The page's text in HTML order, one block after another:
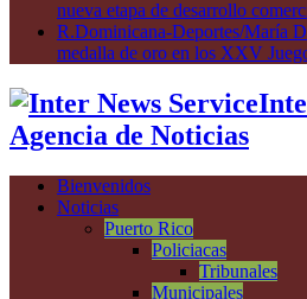
nueva etapa de desarrollo
R.Dominicana-Deportes/María
medalla de oro en los XXV
Agencia de Noticias
Bienvenidos
Noticias
Puerto Rico
Policiacas
Tribunales
Municipales